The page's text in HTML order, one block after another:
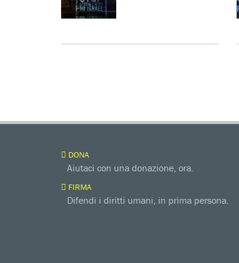
DONA
Aiutaci con una donazione, ora.
FIRMA
Difendi i diritti umani, in prima persona.